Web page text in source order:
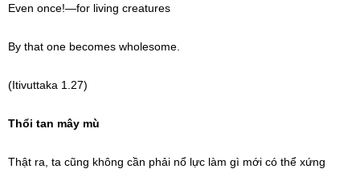
Even once!—for living creatures
By that one becomes wholesome.
(Itivuttaka 1.27)
Thổi tan mây mù
Thật ra, ta cũng không cần phải nổ lực làm gì mới có thể xứng